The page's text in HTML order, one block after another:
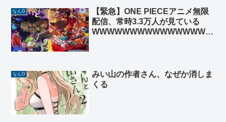
なんG
【緊急】ONE PIECEアニメ無限
配信、常時3.3万人が見ている
WWWWWWWWWWWWWWWW
なんG
みい山の作者さん、なぜか消しま
くる